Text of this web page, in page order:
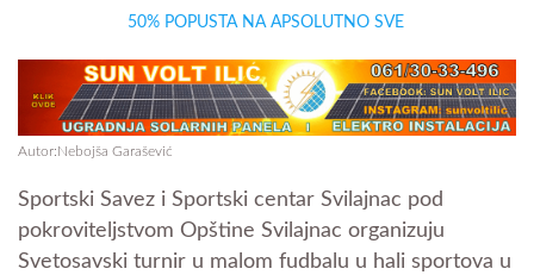
50% POPUSTA NA APSOLUTNO SVE
Autor:Nebojša Garašević
Sportski Savez i Sportski centar Svilajnac pod
pokroviteljstvom Opštine Svilajnac organizuju
Svetosavski turnir u malom fudbalu u hali sportova u